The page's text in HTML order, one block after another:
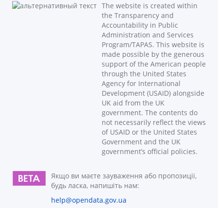
The website is created within
the Transparency and
Accountability in Public
Administration and Services
Program/TAPAS. This website is
made possible by the generous
support of the American people
through the United States
Agency for International
Development (USAID) alongside
UK aid from the UK
government. The contents do
not necessarily reflect the views
of USAID or the United States
Government and the UK
government’s official policies.
Якщо ви маєте зауваження або пропозиції,
будь ласка, напишіть нам:
help@opendata.gov.ua